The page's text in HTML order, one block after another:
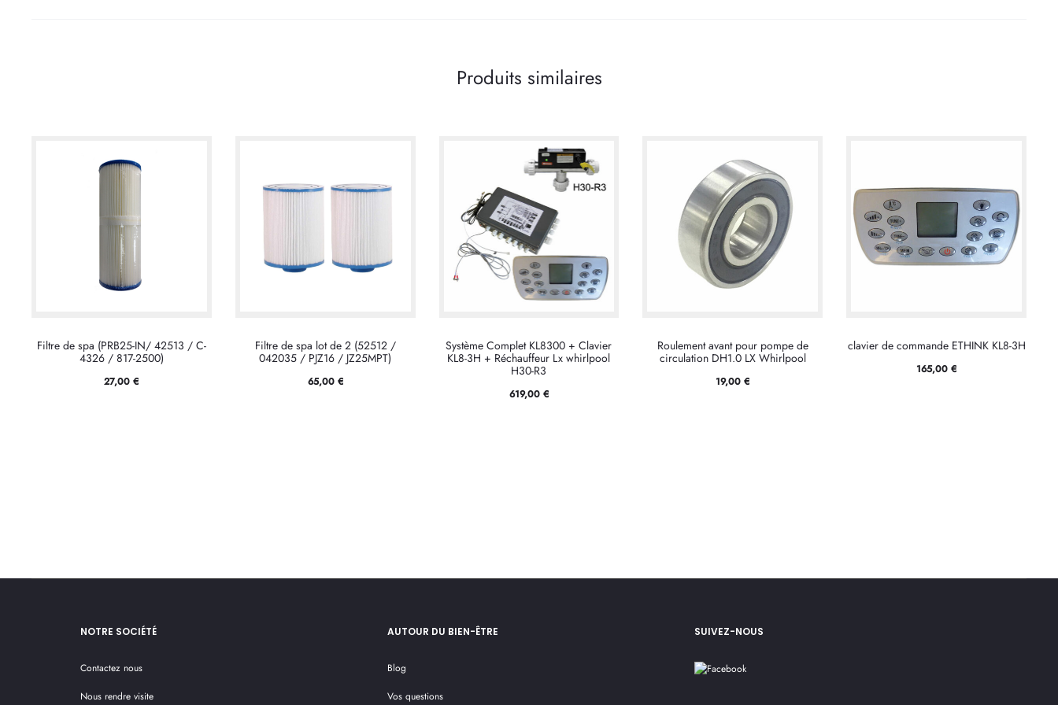
Produits similaires
Filtre de spa (PRB25-IN/ 42513 / C-
4326 / 817-2500)
27,00€
Filtre de spa lot de 2 (52512 /
042035 / PJZ16 / JZ25MPT)
65,00 €
Système Complet KL8300 + Clavier
KL8-3H + Réchauffeur Lx whirlpool
H30-R3
619,00 €
Roulement avant pour pompe de
circulation DH1.0 LX Whirlpool
19,00€
clavier de commande ETHINK KL8-3H
165,00€
NOTRE SOCIÉTÉ
Contactez nous
Nous rendre visite
AUTOUR DU BIEN-ÊTRE
Blog
Vos questions
SUIVEZ-NOUS